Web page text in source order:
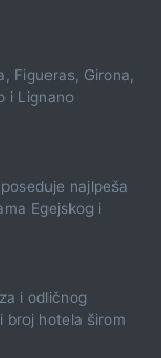
Figueras, Girona,
i Lignano
najlpeša
Egejskog i
i odličnog
broj hotela širom